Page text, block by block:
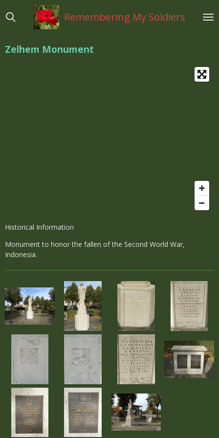
direct
hoofdinhoud
Remembering My Soldiers
Zelhem Monument
Historical Information
Monument to honor the fallen of the Second World War,
Indonesia.